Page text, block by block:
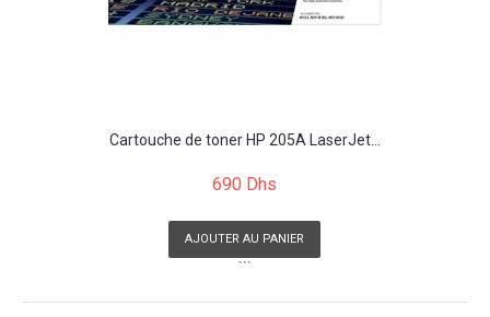
Cartouche de toner HP 205A LaserJet...
690 Dhs
AJOUTER AU PANIER
```